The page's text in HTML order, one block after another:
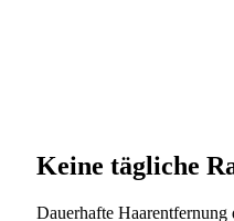
Keine tägliche
Dauerhafte Haarentfernung